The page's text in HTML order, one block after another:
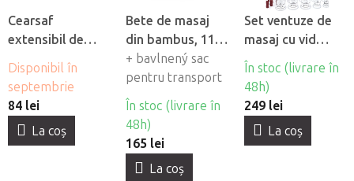
Cearsaf
extensibil de
flanel Fabulo cu
orificiu pentru
fată
Disponibil în
septembrie
84 lei
La coş
Bete de masaj
din bambus, 11
buc
+ bavlnený sac
pentru transport
În stoc (livrare în
48h)
165 lei
La coş
Set ventuze de
masaj cu vid
Fabulo Luxury 19
buc
În stoc (livrare în
48h)
249 lei
La coş